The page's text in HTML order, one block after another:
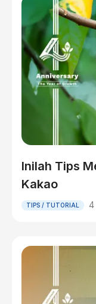
Inilah Tips
Kakao
TIPS / TUTORIAL 4